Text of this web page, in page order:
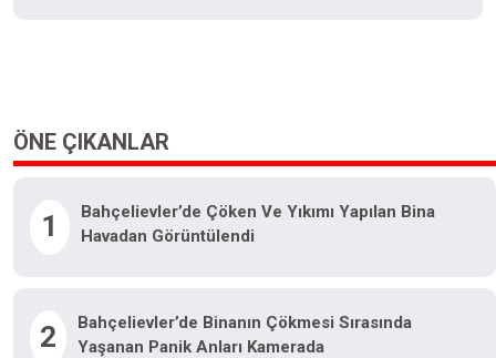
ÖNE ÇIKANLAR
1
Bahçelievler’de Çöken Ve Yıkımı Yapılan Bina
Havadan Görüntülendi
2
Bahçelievler’de Binanın Çökmesi Sırasında
Yaşanan Panik Anları Kamerada